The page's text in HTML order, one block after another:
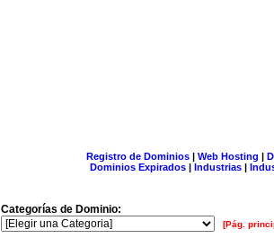
Registro de Dominios| Web Hosting |
Dominios Expirados | Industrias |
Categorías de Dominio:
[Pág.